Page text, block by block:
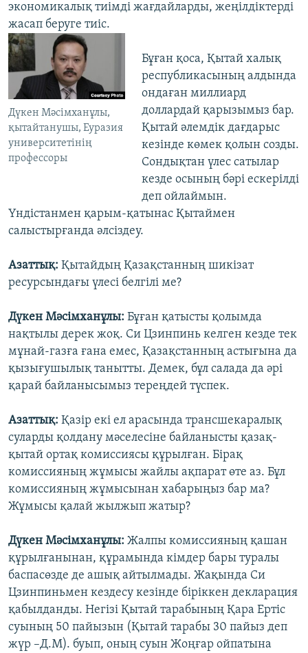
экономикалық тиімді жағдайларды, жеңілдіктерді
жасап беруге тиіс.
Дүкен Мәсімханұлы,
қытайтанушы, Еуразия
университетінің
профессоры
Бұған қоса, Қытай халық
республикасының алдында
ондаған миллиард
доллардай қарызымыз бар.
Қытай әлемдік дағдарыс
кезінде көмек қолын созды.
Сондықтан үлес сатылар
кезде осының бәрі ескерілді
деп ойлаймын.
Үндістанмен қарым-қатынас Қытаймен
салыстырғанда әлсіздеу.
Азаттық: Қытайдың Қазақстанның шикізат
ресурсындағы үлесі белгілі ме?
Дүкен Мәсімханұлы: Бұған қатысты қолымда
нақтылы дерек жоқ. Си Цзинпинь келген кезде тек
мұнай-газға ғана емес, Қазақстанның астығына да
қызығушылық танытты. Демек, бұл салада да әрі
қарай байланысымыз тереңдей түспек.
Азаттық: Қазір екі ел арасында трансшекаралық
суларды қолдану мәселесіне байланысты қазақ-
қытай ортақ комиссиясы құрылған. Бірақ
комиссияның жұмысы жайлы ақпарат өте аз. Бұл
комиссияның жұмысынан хабарыңыз бар ма?
Жұмысы қалай жылжып жатыр?
Дүкен Мәсімханұлы: Жалпы комиссияның қашан
құрылғанынан, құрамында кімдер бары туралы
баспасөзде де ашық айтылмады. Жақында Си
Цзинпиньмен кездесу кезінде біріккен декларация
қабылданды. Негізі Қытай тарабының Қара Ертіс
суының 50 пайызын (Қытай тарабы 30 пайыз деп
жүр –Д.М). буып, оның суын Жоңғар ойпатына